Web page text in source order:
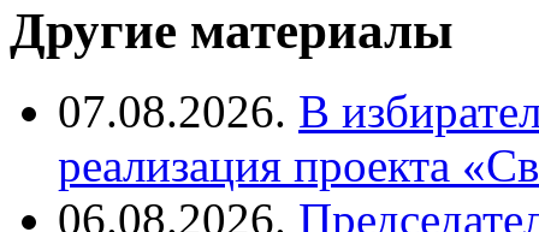
Другие материалы
07.08.2026. В
реализация проекта
06.08.2026.